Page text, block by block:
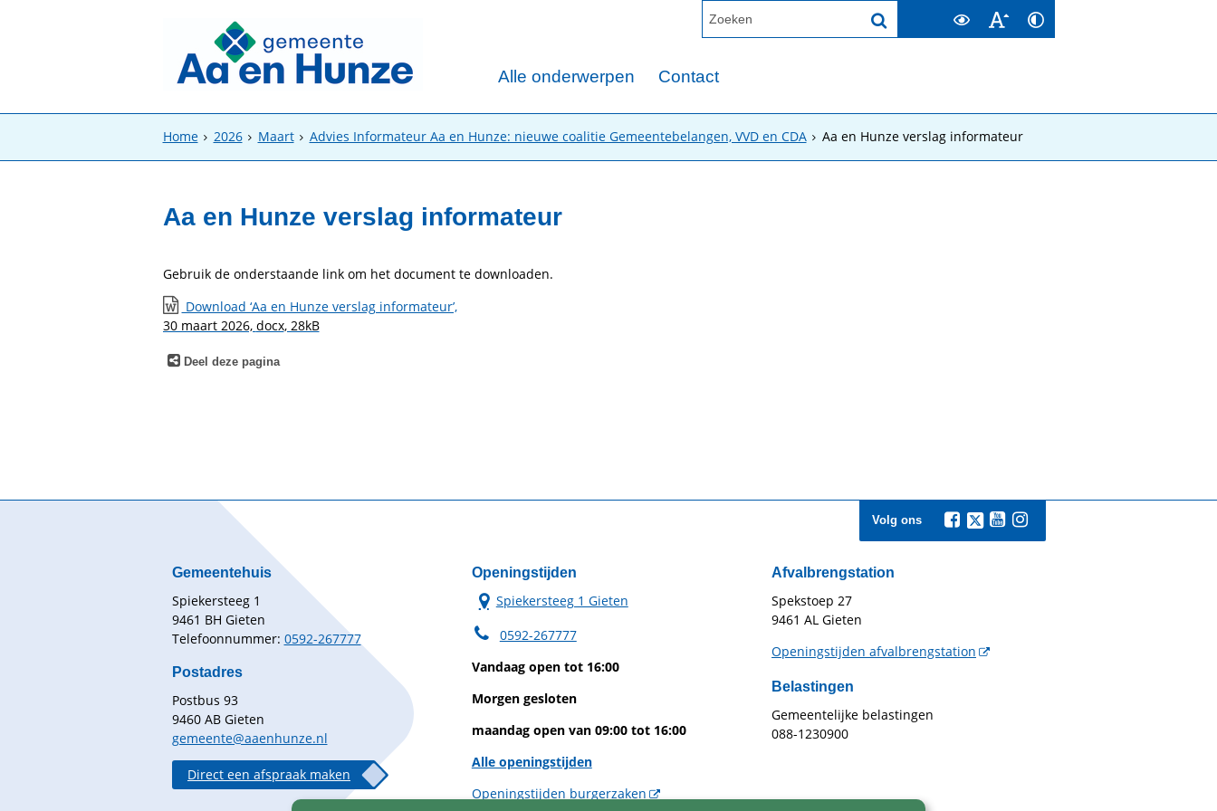
Alle onderwerpen Contact
Home 2026 Maart Advies Informateur Aa en Hunze: nieuwe coalitie Gemeentebelangen, VVD en CDA Aa en Hunze verslag informateur
Aa en Hunze verslag informateur
Gebruik de onderstaande link om het document te downloaden.
Download ‘Aa en Hunze verslag informateur’,
30 maart 2026, docx, 28kB
Deel deze pagina
Volg ons
Gemeentehuis
Spiekersteeg 1
9461 BH Gieten
Telefoonnummer: 0592-267777
Postadres
Postbus 93
9460 AB Gieten
gemeente@aaenhunze.nl
Direct een afspraak maken
Openingstijden
Spiekersteeg 1 Gieten
0592-267777
Vandaag open tot 16:00
Morgen gesloten
maandag open van 09:00 tot 16:00
Alle openingstijden
Openingstijden burgerzaken
Afvalbrengstation
Spekstoep 27
9461 AL Gieten
Openingstijden afvalbrengstation
Belastingen
Gemeentelijke belastingen
088-1230900